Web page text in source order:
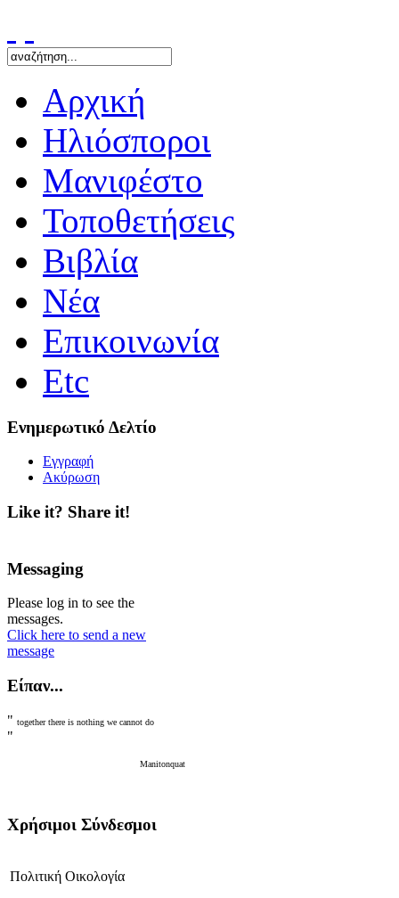
Αρχική
Ηλιόσποροι
Μανιφέστο
Τοποθετήσεις
Bιβλία
Νέα
Επικοινωνία
Etc
Ενημερωτικό Δελτίο
Εγγραφή
Ακύρωση
Like it? Share it!
Messaging
Please log in to see the
messages.
Click here to send a new
message
Είπαν...
" together there is nothing we cannot do
"
Manitonquat
Χρήσιμοι Σύνδεσμοι
Πολιτική Οικολογία